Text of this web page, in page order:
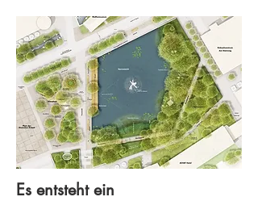
Es entsteht ein